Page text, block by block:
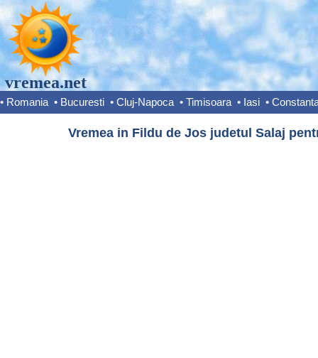
vremea.net
• Romania • Bucuresti • Cluj-Napoca • Timisoara • Iasi •
Vremea in Fildu de Jos judetul Salaj